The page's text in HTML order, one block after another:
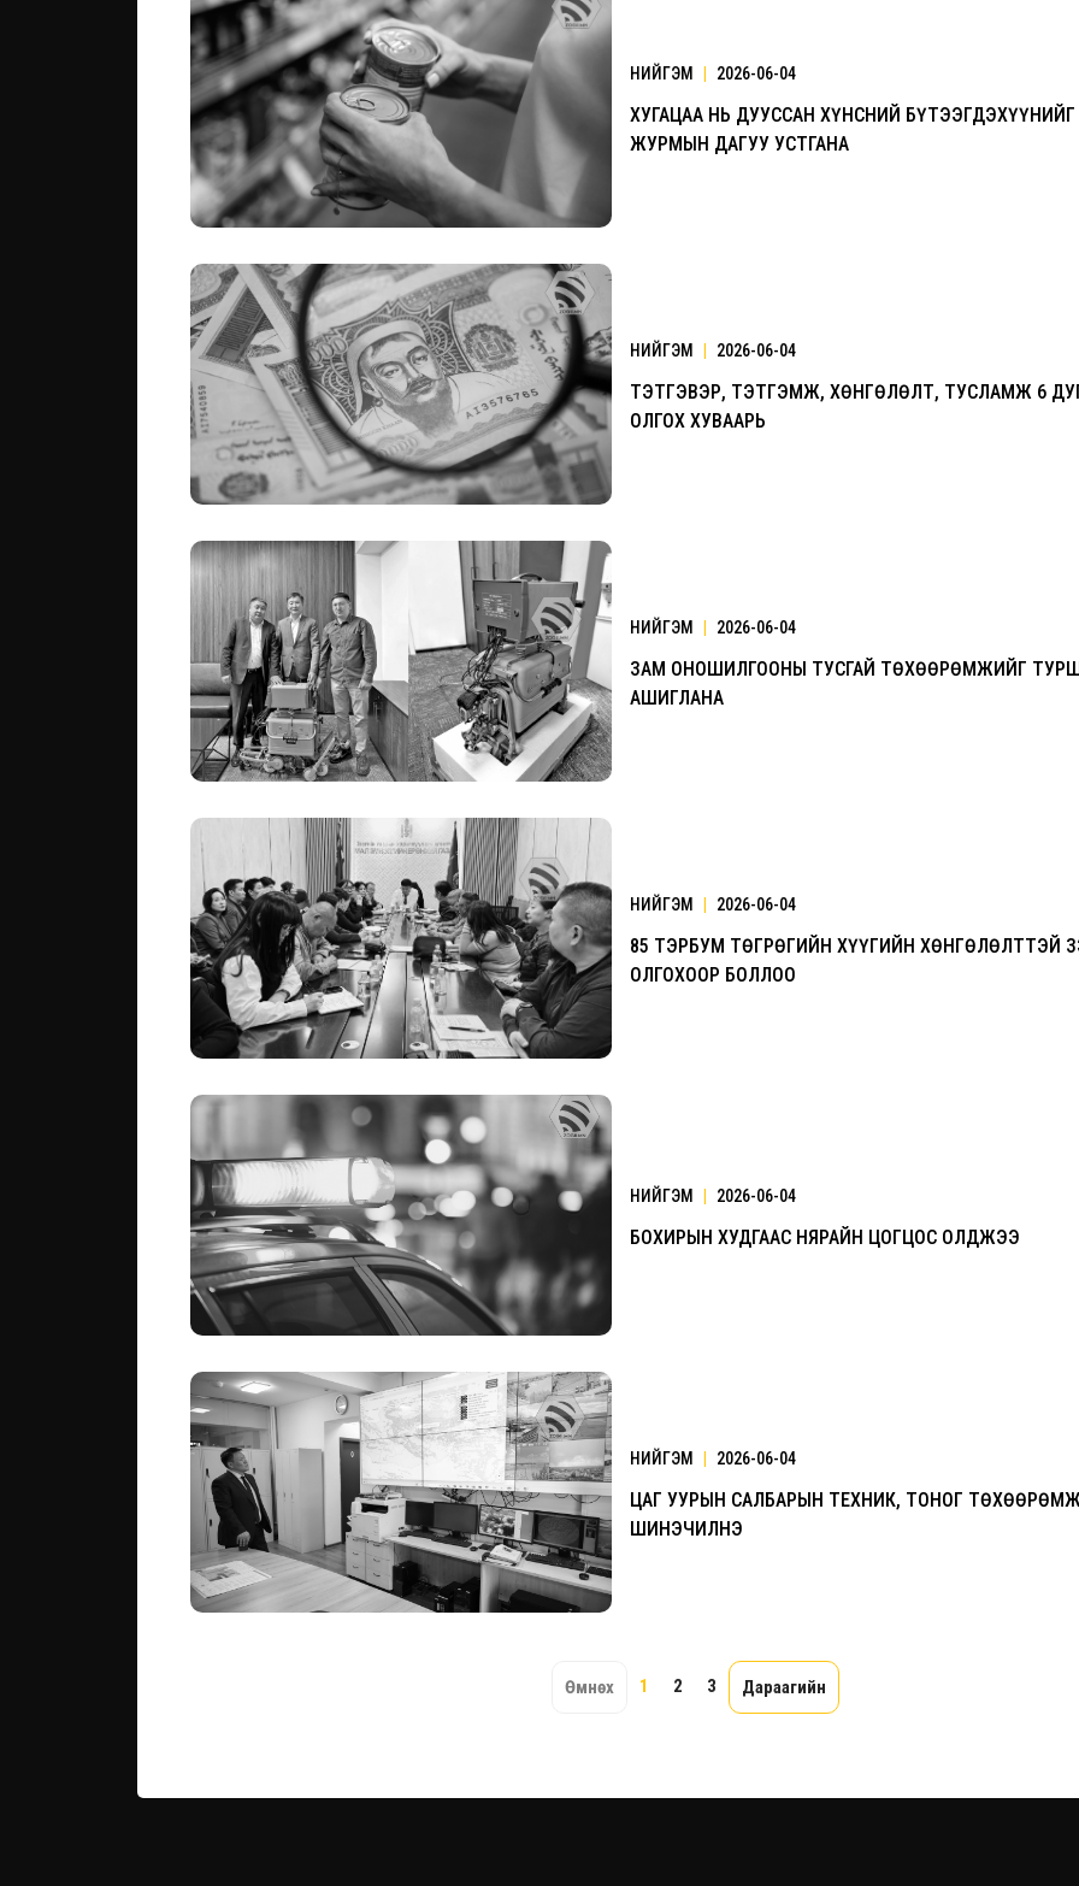
НИЙГЭМ | 2026-06-04
ХУГАЦАА НЬ ДУУССАН ХҮНСНИЙ
ЖУРМЫН ДАГУУ УСТГАНА
НИЙГЭМ | 2026-06-04
ТЭТГЭВЭР, ТЭТГЭМЖ, ХӨНГӨЛӨЛТ, ТУСЛАМЖ 6
ОЛГОХ ХУВААРЬ
НИЙГЭМ | 2026-06-04
ЗАМ ОНОШИЛГООНЫ ТУСГАЙ ТӨХӨӨРӨМЖИЙГ
АШИГЛАНА
НИЙГЭМ | 2026-06-04
85 ТЭРБУМ ТӨГРӨГИЙН ХҮҮГИЙН ХӨНГӨЛӨЛТТЭЙ
ОЛГОХООР БОЛЛОО
НИЙГЭМ | 2026-06-04
БОХИРЫН ХУДГААС НЯРАЙН ЦОГЦОС ОЛДЖЭЭ
НИЙГЭМ | 2026-06-04
ЦАГ УУРЫН САЛБАРЫН ТЕХНИК, ТОНОГ
ШИНЭЧИЛНЭ
Өмнөх 1 2 3 Дараагийн